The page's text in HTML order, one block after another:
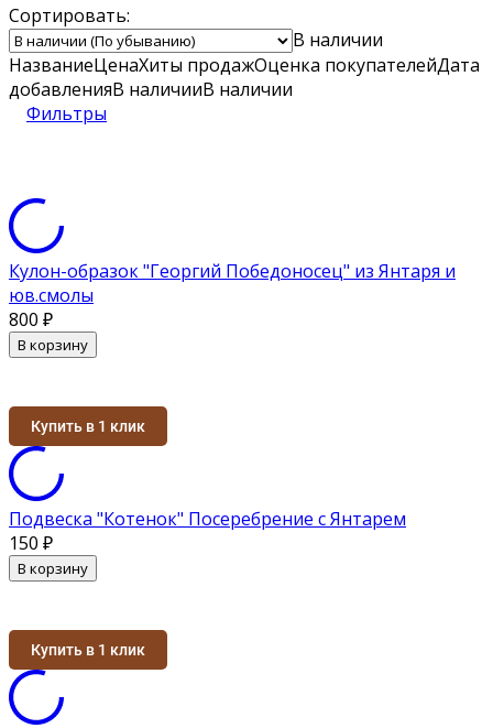
Сортировать:
В наличии
НазваниеЦенаХиты продажОценка покупателейДата
добавленияВ наличииВ наличии
Фильтры
Кулон-образок "Георгий Победоносец" из Янтаря и
юв.смолы
800 ₽
В корзину
Купить в 1 клик
Подвеска "Котенок" Посеребрение с Янтарем
150 ₽
В корзину
Купить в 1 клик